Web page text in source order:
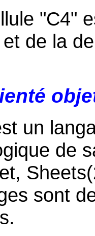
"C4"
de la
un
de
sont